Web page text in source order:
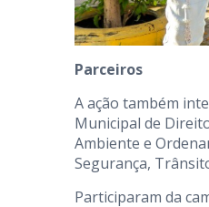
Parceiros
A ação também
Municipal de
Ambiente e
Segurança,
Participaram da